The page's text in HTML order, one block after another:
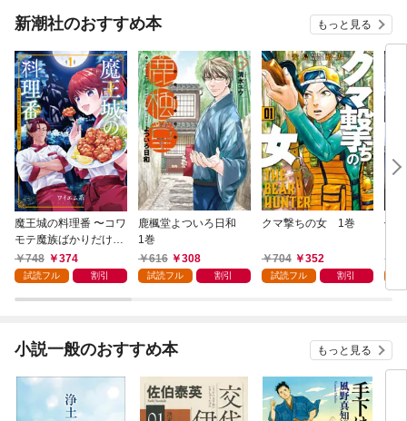
新潮社のおすすめ本 もっと見る
魔王城の料理番 〜コワ
モテ魔族ばかりだけ
ど、ホワイトな職場で
す〜 1巻
748 374
試読フル 割引
鹿楓堂よついろ日和
1巻
616
308
試読フル 割引
クマ撃ちの女 1巻
704 352
試読フル 割引
俺
る
小説一般のおすすめ本 もっと見る